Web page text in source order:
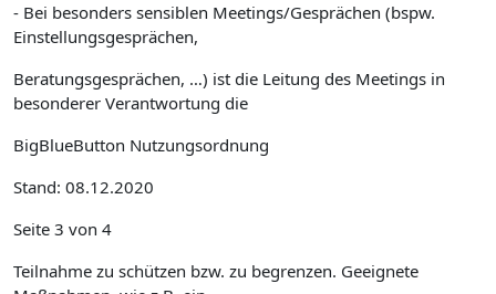
- Bei besonders sensiblen Meetings/Gesprächen (bspw.
Einstellungsgesprächen,
Beratungsgesprächen, …) ist die Leitung des Meetings in
besonderer Verantwortung die
BigBlueButton Nutzungsordnung
Stand: 08.12.2020
Seite 3 von 4
Teilnahme zu schützen bzw. zu begrenzen. Geeignete